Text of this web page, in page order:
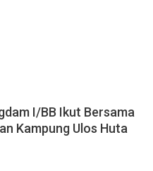
I/BB Ikut Bersama
Kampung Ulos Huta